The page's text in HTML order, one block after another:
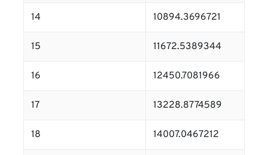
14 10894.3696721
15 11672.5389344
16 12450.7081966
17 13228.8774589
18 14007.0467212